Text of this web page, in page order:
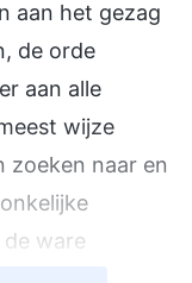
aan het gezag
de orde
aan alle
wijze
zoeken naar en
ware